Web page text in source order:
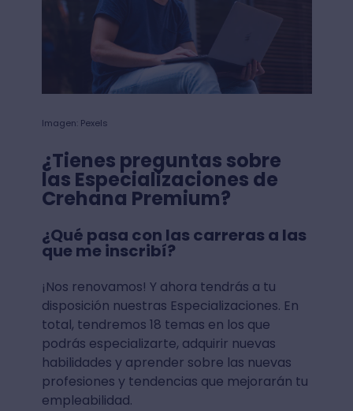
Imagen: Pexels
¿Tienes preguntas sobre
las Especializaciones de
Crehana Premium?
¿Qué pasa con las carreras a las
que me inscribí?
¡Nos renovamos! Y ahora tendrás a tu
disposición nuestras Especializaciones. En
total, tendremos 18 temas en los que
podrás especializarte, adquirir nuevas
habilidades y aprender sobre las nuevas
profesiones y tendencias que mejorarán tu
empleabilidad.